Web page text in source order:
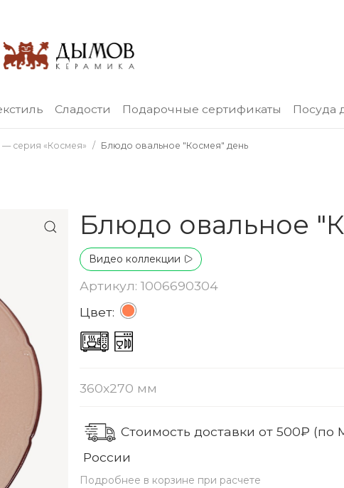
Сладости Подарочные сертификаты Посуда
серия «Космея» Блюдо овальное "Космея" день
Блюдо овальное
Видео коллекции
Артикул: 1006690304
Цвет:
360x270 мм
Стоимость доставки от 500₽ (по
России
Подробнее в корзине при расчете